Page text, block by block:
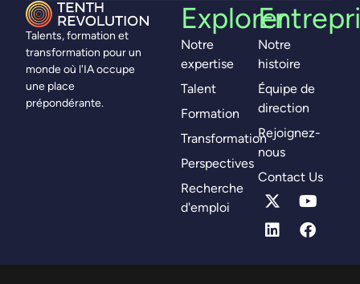
Talents, formation et
transformation pour un
monde où l'IA occupe
une place
prépondérante.
Explorer
Notre
expertise
Talent
Formation
Transformation
Perspectives
Recherche
d'emploi
Notre
histoire
Équipe de
direction
Rejoignez-
nous
Contact Us